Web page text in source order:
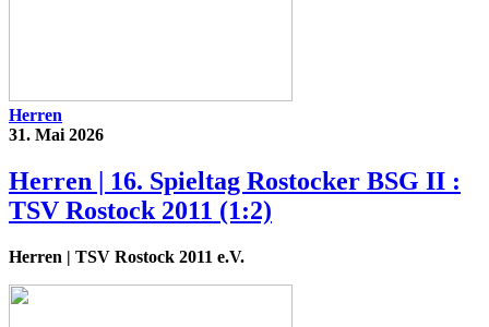
Herren
31. Mai 2026
Herren | 16. Spieltag Rostocker BSG II :
TSV Rostock 2011 (1:2)
Herren | TSV Rostock 2011 e.V.